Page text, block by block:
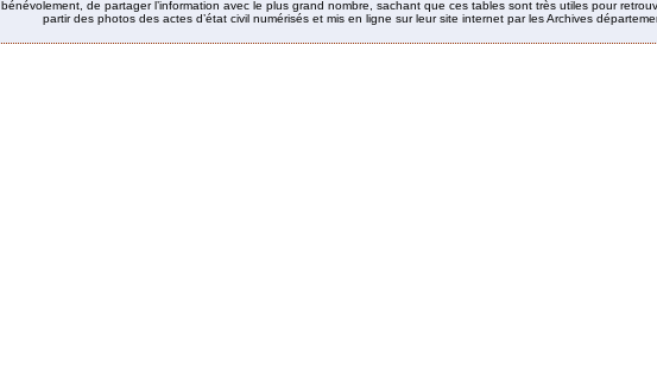
bénévolement, de partager l’information avec le plus grand nombre, sachant que ces tables sont très utiles pour
partir des photos des actes d’état civil numérisés et mis en ligne sur leur site internet par les Archives